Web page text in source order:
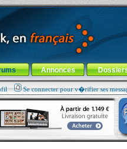
Annonces
Se connecter pour v�rifier ses